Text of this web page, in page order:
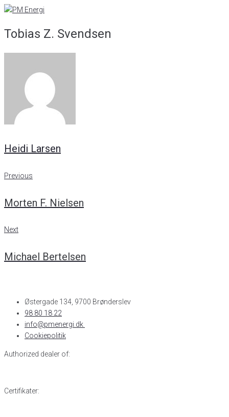
Skip
content
Tobias Z. Svendsen
Heidi Larsen
Indlægsnavigation
Previous
Previous
Morten F. Nielsen
Next
Next
Michael Bertelsen
Østergade 134, 9700 Brønderslev​
98 80 18 22
info@pmenergi.dk​ ​
Cookiepolitik
Authorized dealer of:
Certifikater: